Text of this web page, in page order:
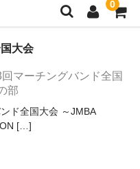
0
大会
マーチングバンド全国
部
ド全国大会 ～JMBA
[…]